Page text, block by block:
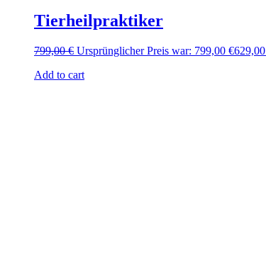
Tierheilpraktiker
799,00€ Ursprünglicher Preis war: 799,00 €629,00
Add to cart